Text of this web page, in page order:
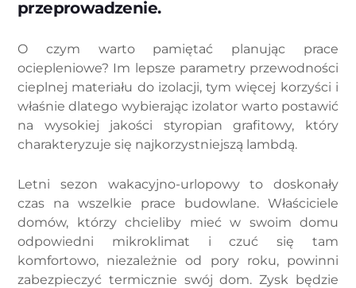
przeprowadzenie.
O czym warto pamiętać planując prace
ociepleniowe? Im lepsze parametry przewodności
cieplnej materiału do izolacji, tym więcej korzyści i
właśnie dlatego wybierając izolator warto postawić
na wysokiej jakości styropian grafitowy, który
charakteryzuje się najkorzystniejszą lambdą.
Letni sezon wakacyjno-urlopowy to doskonały
czas na wszelkie prace budowlane. Właściciele
domów, którzy chcieliby mieć w swoim domu
odpowiedni mikroklimat i czuć się tam
komfortowo, niezależnie od pory roku, powinni
zabezpieczyć termicznie swój dom. Zysk będzie